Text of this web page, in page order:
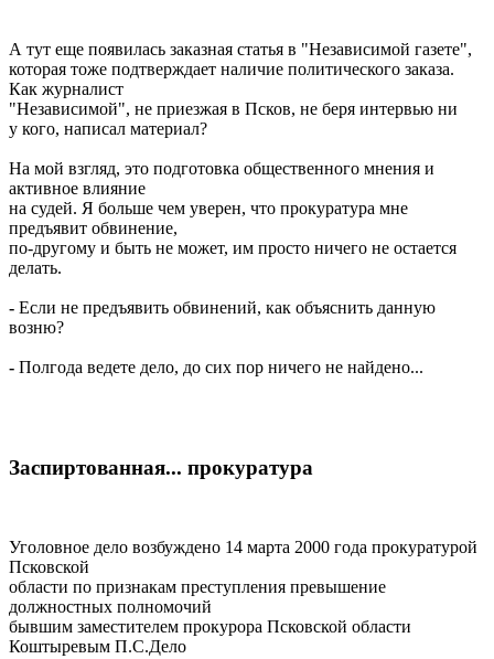
А тут еще появилась заказная статья в "Независимой газете",
которая тоже подтверждает наличие политического заказа.
Как журналист
"Независимой", не приезжая в Псков, не беря интервью ни
у кого, написал материал?
На мой взгляд, это подготовка общественного мнения и
активное влияние
на судей. Я больше чем уверен, что прокуратура мне
предъявит обвинение,
по-другому и быть не может, им просто ничего не остается
делать.
- Если не предъявить обвинений, как объяснить данную
возню?
- Полгода ведете дело, до сих пор ничего не найдено...
Заспиртованная... прокуратура
Уголовное дело возбуждено 14 марта 2000 года прокуратурой
Псковской
области по признакам преступления превышение
должностных полномочий
бывшим заместителем прокурора Псковской области
Коштыревым П.С.Дело